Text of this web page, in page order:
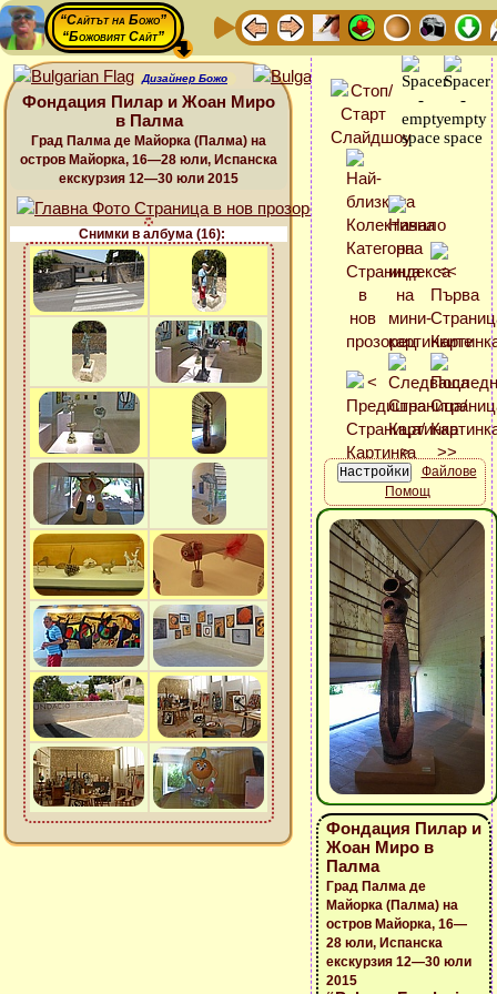
“Сайтът на Божо”
“Божовият Сайт”
Дизайнер Божо
Фондация Пилар и Жоан Миро
в Палма
Град Палма де Майорка (Палма) на
остров Майорка, 16—28 юли, Испанска
екскурзия 12—30 юли 2015
Снимки в албума (16):
Файлове
Помощ
Фондация Пилар и
Жоан Миро в
Палма
Град Палма де
Майорка (Палма) на
остров Майорка, 16—
28 юли, Испанска
екскурзия 12—30 юли
2015